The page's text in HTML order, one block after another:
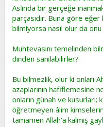
Aslında bir gerçeğe
parçasıdır. Buna göre eğer
bilmiyorsa nasıl olur da
Muhtevasını temelinden
dinden sanılabilirler?
Bu bilmezlik, olur ki onları
azaplarının hafiflemesine
onların günah ve
öğretmeyen âlim
tamamen Allah'a kalmış